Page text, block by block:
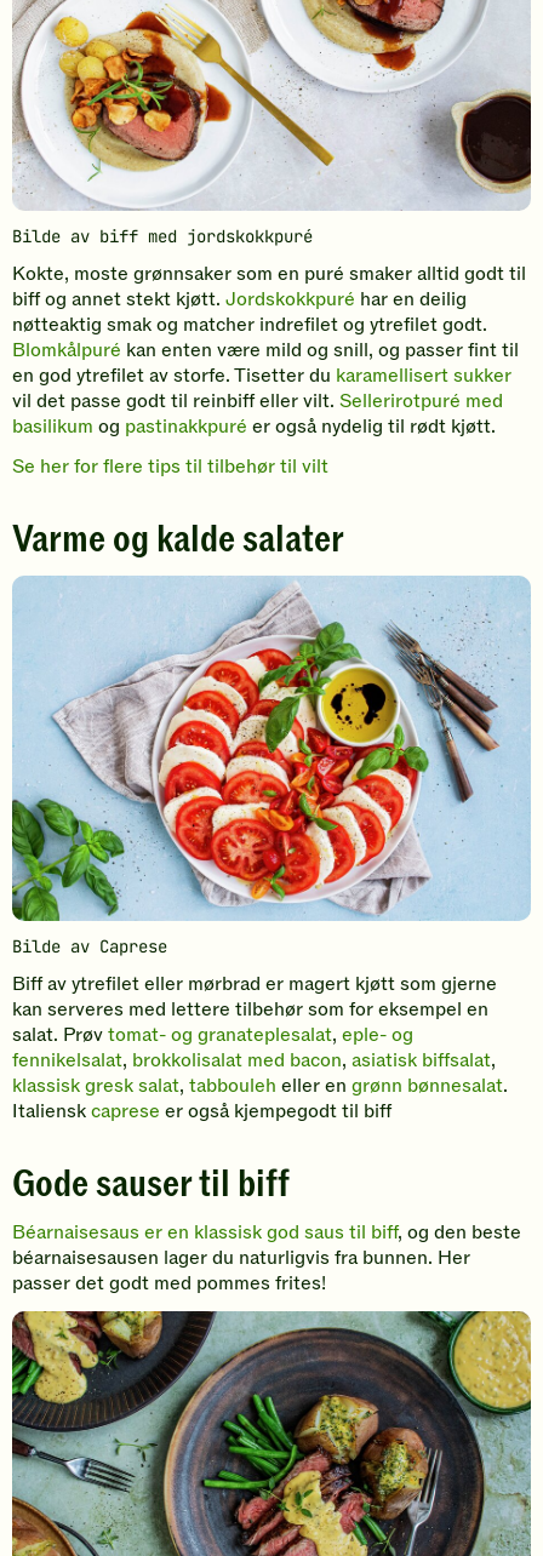
Bilde av biff med jordskokkpuré
Kokte, moste grønnsaker som en puré smaker alltid godt til
biff og annet stekt kjøtt. Jordskokkpuré har en deilig
nøtteaktig smak og matcher indrefilet og ytrefilet godt.
Blomkålpuré kan enten være mild og snill, og passer fint til
en god ytrefilet av storfe. Tisetter du karamellisert sukker
vil det passe godt til reinbiff eller vilt. Sellerirotpuré med
basilikum og pastinakkpuré er også nydelig til rødt kjøtt.
Se her for flere tips til tilbehør til vilt
Varme og kalde salater
Bilde av Caprese
Biff av ytrefilet eller mørbrad er magert kjøtt som gjerne
kan serveres med lettere tilbehør som for eksempel en
salat. Prøvtomat- og granateplesalat, eple- og
fennikelsalat, brokkolisalat med bacon, asiatisk biffsalat,
klassisk gresk salat, tabbouleh eller en grønn bønnesalat.
Italienskcaprese er også kjempegodt til biff
Gode sauser til biff
Béarnaisesaus er en klassisk god saus til biff, og den beste
béarnaisesausen lager du naturligvis fra bunnen. Her
passer det godt med pommes frites!